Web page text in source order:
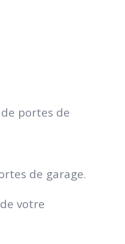
de portes de
de garage.
votre